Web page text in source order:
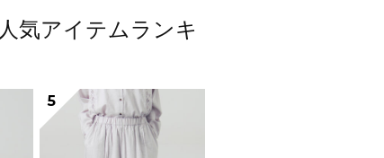
気アイテムランキ
5